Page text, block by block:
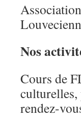
Nos
Cours de
culturelles,
rendez-